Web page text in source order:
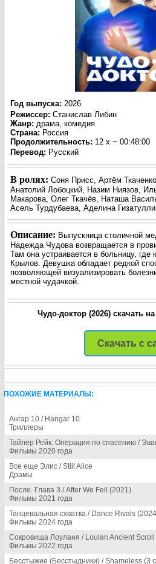
Год выпуска: 2026
Режиссер: Станислав Либин
Жанр: драма, комедия
Страна: Россия
Продолжительность: 12 х ~ 00:48:00
Перевод: Русский
В ролях: Соня Присс, Артём
Анатолий Лобоцкий, Назим Ниязов,
Макарова, Олег Ткачёв, Наташа
Асель Турдубаева, Аделина
Описание: Выпускница столичной
Надежда Чудова возвращается в
Там она устраивается в больницу, где
Крылов. Девушка обладает редкой
позволяющей визуализировать
местной чудачкой.
Чудо-доктор (2026) скачать
Скачать с
ПОХОЖИЕ МАТЕРИАЛЫ:
Ангар 10 / Hangar 10
Триллеры
Тайлер Рейк: Операция по спасению /
Фильмы 2020 года
Все еще Элис / Still Alice
Драмы
После. Глава 3 / After We Fell (2021)
Фильмы 2021 года
Танцевальная схватка / Dance Rivals
Фильмы 2024 года
Сокровища Лоуланя / Loulan Ancient
Фильмы 2022 года
Бесстыжие (Бесстыдники) / Shameless (3